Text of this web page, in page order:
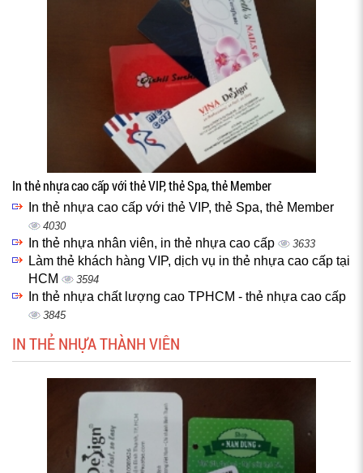
In thẻ nhựa cao cấp với thẻ VIP, thẻ Spa, thẻ Member
In thẻ nhựa cao cấp với thẻ VIP, thẻ Spa, thẻ Member
4030
In thẻ nhựa nhân viên, in thẻ nhựa cao cấp 3633
Làm thẻ khách hàng VIP, dịch vụ in thẻ nhựa cao cấp tại
HCM
3594
In thẻ nhựa chất lượng cao TPHCM - thẻ nhựa cao cấp
3845
IN THẺ NHỰA THÀNH VIÊN